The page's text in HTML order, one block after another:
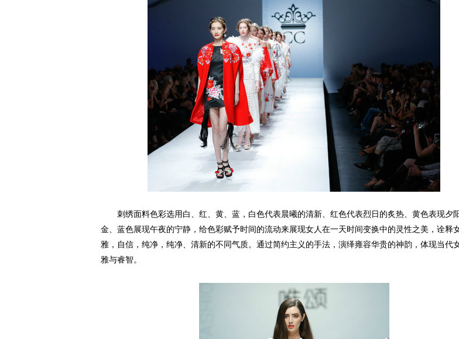
刺绣面料色彩选用白、红、黄、蓝，白色代表晨曦的清新、红色代表烈日的炙热、黄色表现夕
金、蓝色展现午夜的宁静，给色彩赋予时间的流动来展现女人在一天时间变换中的灵性之美，诠释
雅，自信，纯净，纯净、清新的不同气质。通过简约主义的手法，演绎雍容华贵的神韵，体现当代
雅与睿智。